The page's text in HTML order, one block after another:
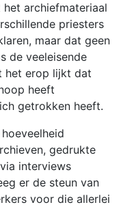
het archiefmateriaal
priesters
maar dat geen
de veeleisende
het erop lijkt dat
heeft
getrokken heeft.
gedrukte
interviews
er de steun van
voor die allerlei